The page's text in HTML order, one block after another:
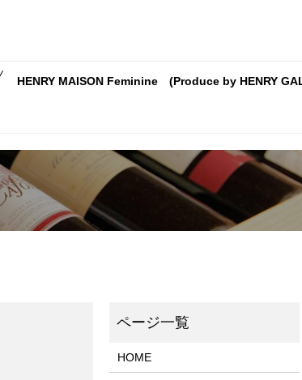
HENRY MAISON Feminine (Produce by HENRY
HOME